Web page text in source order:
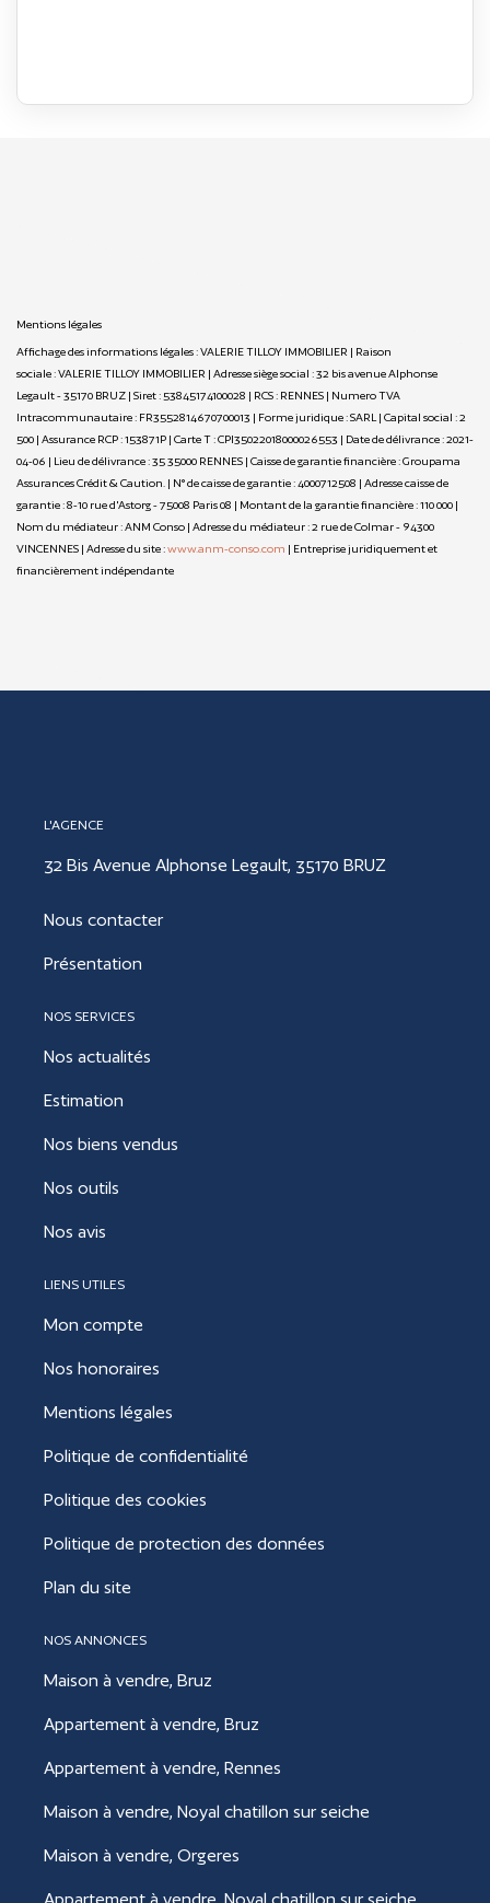
Mentions légales
Affichage des informations légales : VALERIE TILLOY IMMOBILIER | Raison
sociale : VALERIE TILLOY IMMOBILIER | Adresse siège social : 32 bis avenue Alphonse
Legault - 35170 BRUZ | Siret : 53845174100028 | RCS : RENNES | Numero TVA
Intracommunautaire : FR3552814670700013 | Forme juridique : SARL | Capital social : 2
500 | Assurance RCP : 153871P | Carte T : CPI35022018000026553 | Date de délivrance : 2021-
04-06 | Lieu de délivrance : 35 35000 RENNES | Caisse de garantie financière : Groupama
Assurances Crédit & Caution. | N° de caisse de garantie : 4000712508 | Adresse caisse de
garantie : 8-10 rue d'Astorg - 75008 Paris 08 | Montant de la garantie financière : 110 000 |
Nom du médiateur : ANM Conso | Adresse du médiateur : 2 rue de Colmar - 94300
VINCENNES | Adresse du site :www.anm-conso.com | Entreprise juridiquement et
financièrement indépendante
L'AGENCE
32 Bis Avenue Alphonse Legault, 35170 BRUZ
Nous contacter
Présentation
NOS SERVICES
Nos actualités
Estimation
Nos biens vendus
Nos outils
Nos avis
LIENS UTILES
Mon compte
Nos honoraires
Mentions légales
Politique de confidentialité
Politique des cookies
Politique de protection des données
Plan du site
NOS ANNONCES
Maison à vendre, Bruz
Appartement à vendre, Bruz
Appartement à vendre, Rennes
Maison à vendre, Noyal chatillon sur seiche
Maison à vendre, Orgeres
Appartement à vendre, Noyal chatillon sur seiche